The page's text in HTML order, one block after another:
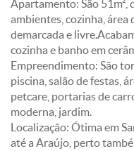
Apartamento: São 51m²,
ambientes, cozinha, área
demarcada e
cozinha e banho em
Empreendimento: São
piscina, salão de festas,
petcare, portarias de
moderna, jardim.
Localização: Ótima em
até a Araújo, perto